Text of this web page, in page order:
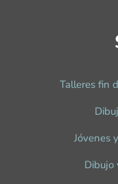
Talleres fin
Jóvenes
Dibujo